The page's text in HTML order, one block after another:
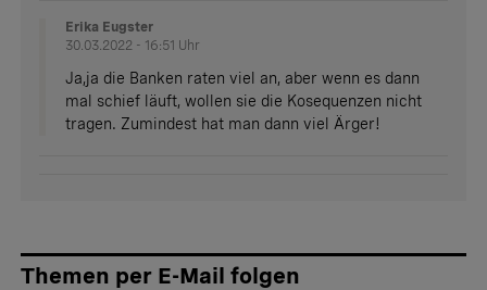
Erika Eugster
30.03.2022 - 16:51 Uhr
Ja,ja die Banken raten viel an, aber wenn es dann
mal schief läuft, wollen sie die Kosequenzen nicht
tragen. Zumindest hat man dann viel Ärger!
Themen per E-Mail folgen